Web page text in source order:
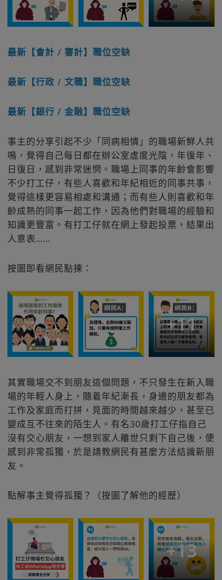
最新【會計 / 審計】職位空缺
最新【行政 / 文職】職位空缺
最新【銀行 / 金融】職位空缺
事主的分享引起不少「同病相憐」的職場新鮮人共
鳴，覺得自己每日都在辦公室虛度光陰，年復年、
日復日，感到非常迷惘。職場上同事的年齡會影響
不少打工仔，有些人喜歡和年紀相近的同事共事，
覺得這樣更容易相處和溝通；而有些人則喜歡和年
齡成熟的同事一起工作，因為他們對職場的經驗和
知識更豐富。有打工仔就在網上發起投票，結果出
人意表……
按圖即看網民點揀：
+11
其實職場交不到朋友這個問題，不只發生在新入職
場的年輕人身上，隨着年紀漸長，身邊的朋友都為
工作及家庭而打拼，見面的時間越來越少，甚至已
變成互不往來的陌生人。有名30歲打工仔指自己
沒有交心朋友，一想到家人離世只剩下自己後，便
感到非常孤獨，於是請教網民有甚麼方法結識新朋
友。
點解事主覺得孤獨？（按圖了解他的經歷）
+13